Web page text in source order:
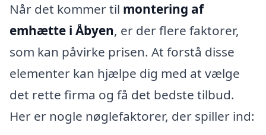
Når det kommer til montering af
emhætte i Åbyen, er der flere faktorer,
som kan påvirke prisen. At forstå disse
elementer kan hjælpe dig med at vælge
det rette firma og få det bedste tilbud.
Her er nogle nøglefaktorer, der spiller ind: